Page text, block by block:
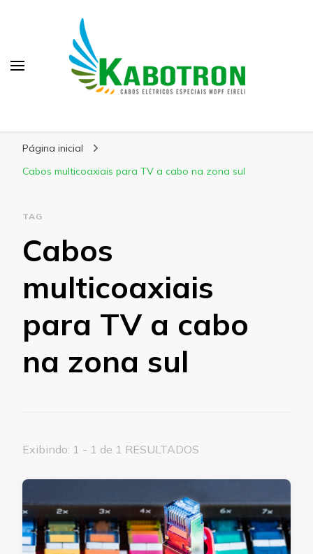
Página inicial
Cabos multicoaxiais para TV a cabo na zona sul
TAG
Cabos
multicoaxiais
para TV a cabo
na zona sul
Exibindo: 1 - 1 de 1 RESULTADOS